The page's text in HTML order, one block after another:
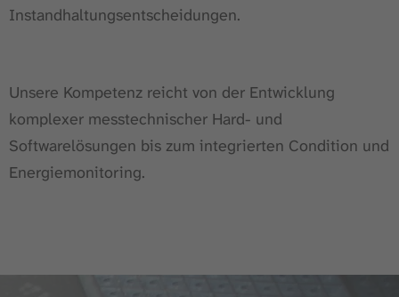
Instandhaltungsentscheidungen.
Unsere Kompetenz reicht von der Entwicklung
komplexer messtechnischer Hard- und
Softwarelösungen bis zum integrierten Condition und
Energiemonitoring.